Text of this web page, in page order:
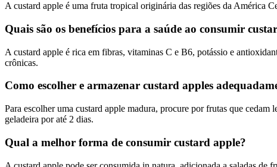
A custard apple é uma fruta tropical originária das regiões da América
Quais são os benefícios para a saúde ao consumir
A custard apple é rica em fibras, vitaminas C e B6, potássio e
crônicas.
Como escolher e armazenar custard apples
Para escolher uma custard apple madura, procure por frutas que cedam
geladeira por até 2 dias.
Qual a melhor forma de consumir custard apple?